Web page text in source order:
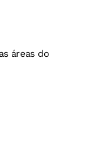
áreas do